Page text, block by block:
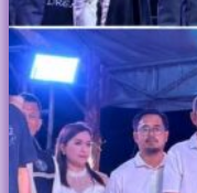
กองก
กองกา
หน่วย
นโยบายกา
อำนาจหน้าที่
หัวหน้
สำนัก
กองคลั
กองช่า
กองส
กองก
กองก